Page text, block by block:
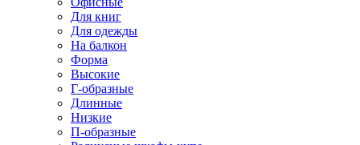
Для книг
Для одежды
На балкон
Форма
Высокие
Г-образные
Длинные
Низкие
П-образные